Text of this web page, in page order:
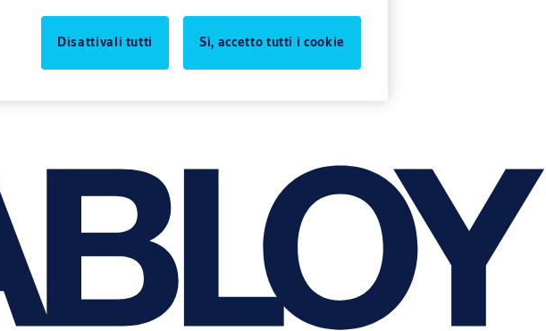
Disattivali tutti
Sì, accetto tutti i cookie